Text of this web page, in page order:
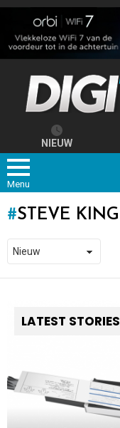
NIEUW
Menu
STEVE KING
LATEST STORIES